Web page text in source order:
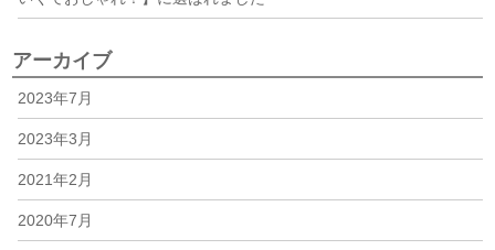
アーカイブ
2023年7月
2023年3月
2021年2月
2020年7月